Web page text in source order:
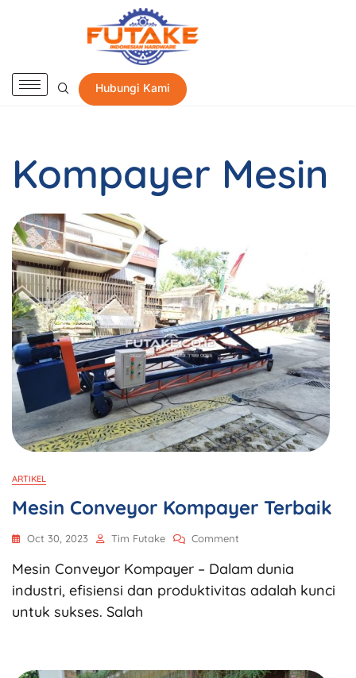
Hubungi Kami
Kompayer Mesin
ARTIKEL
Mesin Conveyor Kompayer Terbaik
Oct 30, 2023 Tim Futake Comment
Mesin Conveyor Kompayer – Dalam dunia
industri, efisiensi dan produktivitas adalah kunci
untuk sukses. Salah